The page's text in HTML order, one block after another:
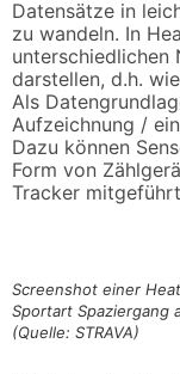
Datensätze in
zu wandeln. In
unterschiedlichen
darstellen, d.h.
Als
Aufzeichnung /
Dazu können
Form von
Tracker
Screenshot einer
Sportart Spaziergang
(Quelle: STRAVA)